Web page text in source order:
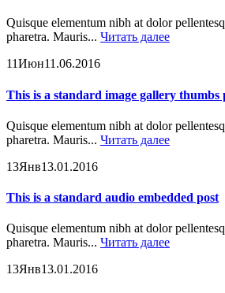
Quisque elementum nibh at dolor
pharetra. Mauris... Читать далее
11Июн11.06.2016
This is a standard image gallery thumbs
Quisque elementum nibh at dolor
pharetra. Mauris... Читать далее
13Янв13.01.2016
This is a standard audio embedded post
Quisque elementum nibh at dolor
pharetra. Mauris... Читать далее
13Янв13.01.2016